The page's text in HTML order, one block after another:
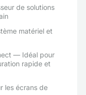
de solutions
matériel et
— Idéal pour
rapide et
les écrans de